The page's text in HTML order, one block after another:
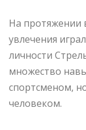
На протяжении
увлечения
личности
множество
спортсменом,
человеком.